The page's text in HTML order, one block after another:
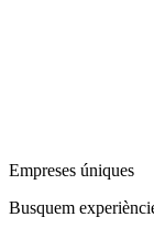
Empreses úniques
Busquem